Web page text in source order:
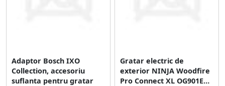
Adaptor Bosch IXO
Collection, accesoriu
suflanta pentru gratar
Gratar electric de
exterior NINJA Woodfire
Pro Connect XL OG901EU,